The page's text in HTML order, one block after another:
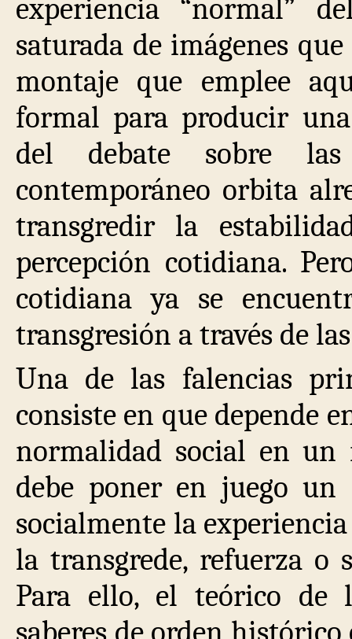
experiencia “normal”
saturada de imágenes
montaje que emplee
formal para producir una
del debate sobre
contemporáneo orbita
transgredir la
percepción cotidiana.
cotidiana ya se
transgresión a través de
Una de las falencias
consiste en que depende
normalidad social en un
debe poner en juego un
socialmente la
la transgrede, refuerza o
Para ello, el teórico de